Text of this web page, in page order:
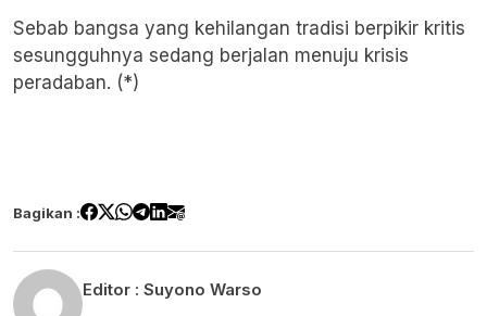
Sebab bangsa yang kehilangan tradisi berpikir kritis
sesungguhnya sedang berjalan menuju krisis
peradaban. (*)
Bagikan :
Editor : Suyono Warso